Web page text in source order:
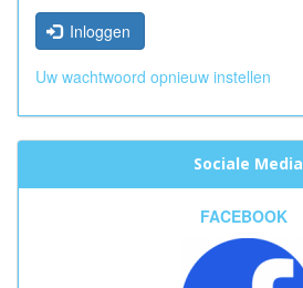
Inloggen
Uw wachtwoord opnieuw instellen
Sociale Media
FACEBOOK